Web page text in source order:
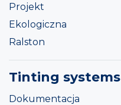
Projekt
Ekologiczna
Ralston
Tinting systems
Dokumentacja